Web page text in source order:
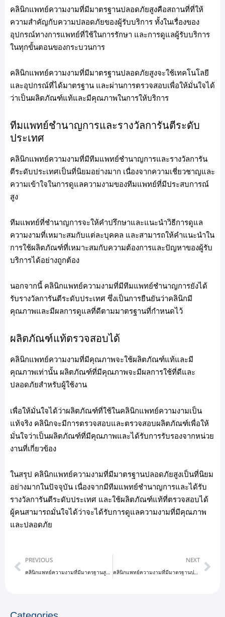
คลินิกแพทย์ความงามที่มีมาตรฐานปลอดภัยสูงคือสถานที่ที่ให้
ความสำคัญกับความปลอดภัยของผู้รับบริการ ทั้งในเรื่องของ
อุปกรณ์ทางการแพทย์ที่ใช้ในการรักษา และการดูแลผู้รับบริการ
ในทุกขั้นตอนของกระบวนการ
คลินิกแพทย์ความงามที่มีมาตรฐานปลอดภัยสูงจะใช้เทคโนโลยี
และอุปกรณ์ที่ได้มาตรฐาน และผ่านการตรวจสอบเพื่อให้มั่นใจได้
ว่าเป็นผลิตภัณฑ์แท้และมีคุณภาพในการให้บริการ
ทีมแพทย์ชำนาญการและรางวัลการันตีระดับ
ประเทศ
คลินิกแพทย์ความงามที่มีทีมแพทย์ชำนาญการและรางวัลการัน
ตีระดับประเทศเป็นที่นิยมอย่างมาก เนื่องจากความเชี่ยวชาญและ
ความเข้าใจในการดูแลความงามของทีมแพทย์ที่มีประสบการณ์
สูง
ทีมแพทย์ที่ชำนาญการจะให้คำปรึกษาและแนะนำวิธีการดูแล
ความงามที่เหมาะสมกับแต่ละบุคคล และสามารถให้คำแนะนำใน
การใช้ผลิตภัณฑ์ที่เหมาะสมกับความต้องการและปัญหาของผู้รับ
บริการได้อย่างถูกต้อง
นอกจากนี้ คลินิกแพทย์ความงามที่มีทีมแพทย์ชำนาญการยังได้
รับรางวัลการันตีระดับประเทศ ซึ่งเป็นการยืนยันว่าคลินิกมี
คุณภาพและมีผลการดูแลที่ดีตามมาตรฐานที่กำหนดไว้
ผลิตภัณฑ์แท้ตรวจสอบได้
คลินิกแพทย์ความงามที่มีคุณภาพจะใช้ผลิตภัณฑ์แท้และมี
คุณภาพเท่านั้น ผลิตภัณฑ์ที่มีคุณภาพจะมีผลการใช้ที่ดีและ
ปลอดภัยสำหรับผู้ใช้งาน
เพื่อให้มั่นใจได้ว่าผลิตภัณฑ์ที่ใช้ในคลินิกแพทย์ความงามเป็น
แท้จริง คลินิกจะมีการตรวจสอบและตรวจสอบผลิตภัณฑ์เพื่อให้
มั่นใจว่าเป็นผลิตภัณฑ์ที่มีคุณภาพและได้รับการรับรองจากหน่วย
งานที่เกี่ยวข้อง
ในสรุป คลินิกแพทย์ความงามที่มีมาตรฐานปลอดภัยสูงเป็นที่นิยม
อย่างมากในปัจจุบัน เนื่องจากมีทีมแพทย์ชำนาญการและได้รับ
รางวัลการันตีระดับประเทศ และใช้ผลิตภัณฑ์แท้ที่ตรวจสอบได้
ผู้คนสามารถมั่นใจได้ว่าจะได้รับการดูแลความงามที่มีคุณภาพ
และปลอดภัย
Prev
PREVIOUS
คลินิกแพทย์ความงามที่มีมาตรฐานสูง: ปรับปรุงความงามของคุณอย่างปลอดภัยและมีประสิทธิภาพ
NEXT
คลินิกแพทย์ความงามที่มีมาตรฐานปลอดภัยสูงและผลิตภัณฑ์แท้ตรวจสอบได้